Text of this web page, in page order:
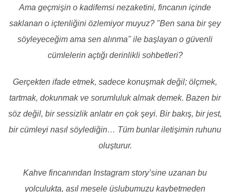
Ama geçmişin o kadifemsi nezaketini, fincanın içinde
saklanan o içtenliğini özlemiyor muyuz? "Ben sana bir şey
söyleyeceğim ama sen alınma" ile başlayan o güvenli
cümlelerin açtığı derinlikli sohbetleri?
Gerçekten ifade etmek, sadece konuşmak değil; ölçmek,
tartmak, dokunmak ve sorumluluk almak demek. Bazen bir
söz değil, bir sessizlik anlatır en çok şeyi. Bir bakış, bir jest,
bir cümleyi nasıl söylediğin… Tüm bunlar iletişimin ruhunu
oluşturur.
Kahve fincanından Instagram story’sine uzanan bu
yolculukta, asıl mesele üslubumuzu kaybetmeden